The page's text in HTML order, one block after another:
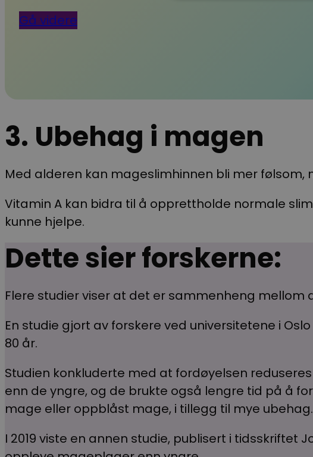
Gå videre
3. Ubehag i magen
Med alderen kan mageslimhinnen bli mer følsom,
Vitamin A kan bidra til å opprettholde normale
kunne hjelpe.
Dette sier forskerne:
Flere studier viser at det er sammenheng mellom
En studie gjort av forskere ved universitetene i
80 år.
Studien konkluderte med at fordøyelsen
enn de yngre, og de brukte også lengre tid på å
mage eller oppblåst mage, i tillegg til mye ubehag.
I 2019 viste en annen studie, publisert i tidsskriftet